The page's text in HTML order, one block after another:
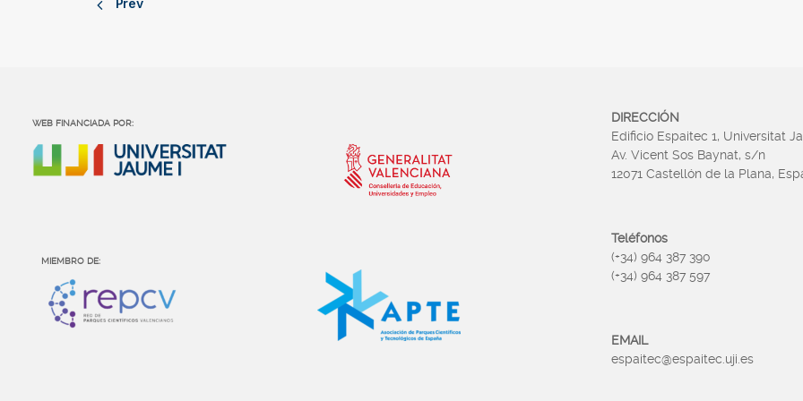
WEB FINANCIADA POR:
MIEMBRO DE:
DIRECCIÓN
Edificio Espaitec 1, Universitat
Av. Vicent Sos Baynat, s/n
12071 Castellón de la Plana,
Teléfonos
(+34) 964 387 390
(+34) 964 387 597
EMAIL
espaitec@espaitec.uji.es